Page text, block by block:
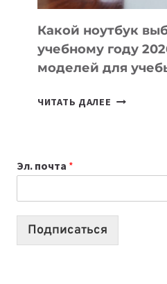
КОДА
Какой ноутбук
учебному году
моделей для
ЧИТАТЬ ДАЛЕЕ КАКОЙ
2026:
10
Эл. почта *
Подписаться